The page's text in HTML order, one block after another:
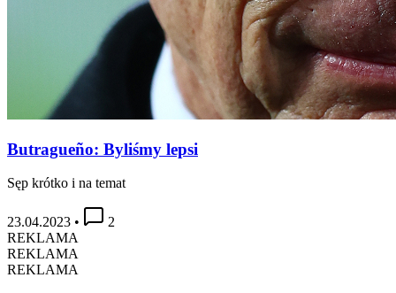
Butragueño: Byliśmy lepsi
Sęp krótko i na temat
23.04.2023 •
2
REKLAMA
REKLAMA
REKLAMA